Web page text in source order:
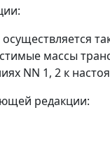
массы
NN 1, 2 к
редакции: